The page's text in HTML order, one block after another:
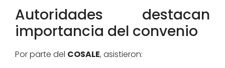
Autoridades destacan
importancia del convenio
Por parte del COSALE, asistieron: